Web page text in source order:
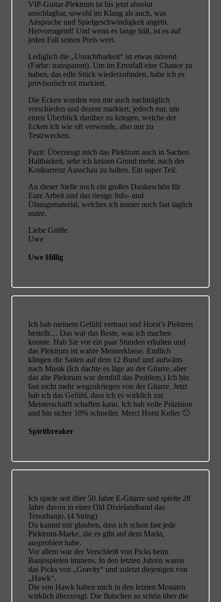
VIP-Guitar-Plektrum ist bis jetzt absolut
unschlagbar, sowohl im Klang als auch, was
Ansprache und Spielgeschwindigkeit angeht.
Hervorragend! Und wenn es lange hält, ist es auf
jeden Fall seinen Preis wert.
Lediglich die „Unsichtbarkeit“ ist etwas störend
(Farbe: transparent). Um im Ernstfall eine Chance zu
haben, das edle Stück wiederzufinden, habe ich es
provisorisch rot markiert.
Die Ecken wurden von mir auch nachträglich
verschieden und dezent markiert, jedoch nur, um
einen Überblick darüber zu kriegen, welche der
Ecken ich wie oft verwende, also nur zu
Testzwecken.
Fazit: Überzeugt mich das Plektrum auch in Sachen
Haltbarkeit, sehe ich keinen Grund mehr, nach der
Konkurrenz Ausschau zu halten. Ein super Teil.
An dieser Stelle noch ein großes Dankeschön für
Eure Arbeit und das riesige Info- und
Übungsmaterial, welches ich immer noch fast täglich
nutze.
Liebe Grüße
Uwe
Uwe Hillig
Ich hab meinem Gefühl vertraut und Horst’s Plektren
bestellt… Das war das Beste, was ich machen
konnte. Hab Sie vor ein paar Stunden erhalten und
das Plektrum ist wahre Meisterklasse. Endlich
klingen die Saiten auf dem 12 Bund und aufwärts
nach Musik (Ich dachte es läge an der Gitarre, aber
das alte Plektrum war demfall das Problem.) Ich bin
fast nicht mehr wegzukriegen von der Gitarre. Jetzt
hab ich das Gefühl, dass ich es wirklich zur
Meisterschafft schaffen kann. Ich hab volle Präzision
und bin sicher 10% schneller. Merci Horst Keller 🙂
Spiritbreaker
Ich spiele seit über 50 Jahre E-Gitarre und spielte 28
Jahre davon in einer Old Dixielandband das
Tenorbanjo. (4 String)
Du kannst mir glauben, dass ich schon fast jede
Plektrum-Marke, die es gibt auf dem Markt,
ausprobiert habe.
Vor allem war der Verschleiß von Picks beim
Banjospielen immens. In den letzten Jahren waren
das Picks von „Gravity“ und zuletzt diejenigen von
„Hawk“.
Die von Hawk haben mich in den letzten Monaten
wirklich überzeugt. Die flutschen so schön über die